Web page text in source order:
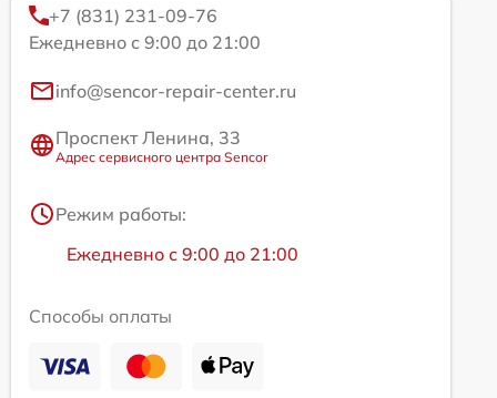
+7 (831) 231-09-76
Ежедневно с 9:00 до 21:00
info@sencor-repair-center.ru
Проспект Ленина, 33
Адрес сервисного центра Sencor
Режим работы:
Ежедневно с 9:00 до 21:00
Способы оплаты